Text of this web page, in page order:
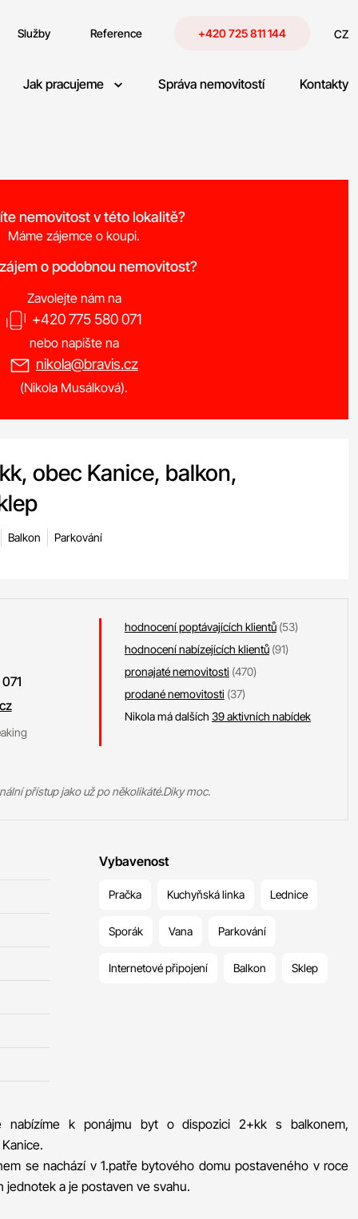
Služby Reference +420 725 811 144 CZ
Jak pracujeme Správa nemovitostí Kontakty
nemovitost v této lokalitě?
Máme zájemce o koupi.
o podobnou nemovitost?
Zavolejte nám na
+420 775 580 071
nebo napište na
nikola@bravis.cz
(Nikola Musálková).
obec Kanice, balkon,
Balkon Parkování
hodnocení poptávajících klientů (53)
hodnocení nabízejících klientů (91)
pronajaté nemovitosti (470)
prodané nemovitosti (37)
Nikola má dalších 39 aktivních nabídek
přístup jako už po několikáté.Diky moc.
Vybavenost
Pračka Kuchyňská linka Lednice
Sporák Vana Parkování
Internetové připojení Balkon Sklep
nabízíme k ponájmu byt o dispozici 2+kk s balkonem,
se nachází v 1.patře bytového domu postaveného v roce
jednotek a je postaven ve svahu.